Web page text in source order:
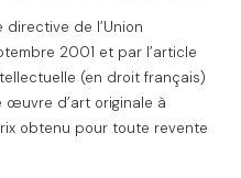
de l’Union
2001 et par l’article
(en droit français)
œuvre d’art originale à
obtenu pour toute revente